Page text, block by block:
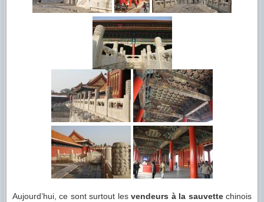
Aujourd’hui, ce sont surtout lesvendeurs à la sauvettechinois